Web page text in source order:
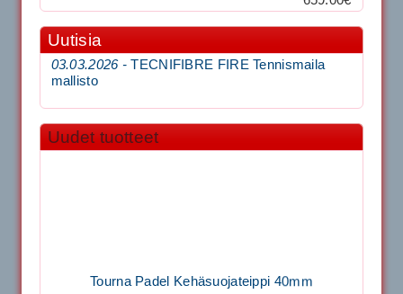
Uutisia
03.03.2026 -TECNIFIBRE FIRE Tennismaila
mallisto
Uudet tuotteet
Tourna Padel Kehäsuojateippi 40mm